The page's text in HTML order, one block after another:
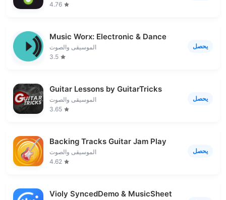
4.76
Music Worx: Electronic & Dance
الموسيقى والصوت
3.5
يحصل
Guitar Lessons by GuitarTricks
الموسيقى والصوت
3.65
يحصل
Backing Tracks Guitar Jam Play
الموسيقى والصوت
4.62
يحصل
Violy SyncedDemo & MusicSheet